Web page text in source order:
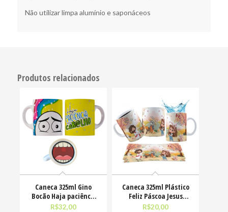
Não utilizar limpa alumínio e saponáceos
Produtos relacionados
Caneca 325ml Gino
Bocão Haja paciênca
nesse caralho Meme
R$32,00
Caneca 325ml Plástico
Feliz Páscoa Jesus
Cristo Coelhinhos
R$20,00